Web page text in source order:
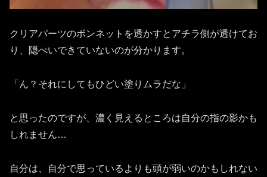
クリアパーツのボンネットを透かすとアチラ側が透けてお
り、隠ぺいできていないのが分かります。
「ん？それにしてもひどい塗りムラだな」
と思ったのですが、濃く見えるところは自分の指の影かも
しれません…
自分は、自分で思っているよりも頭が弱いのかもしれない